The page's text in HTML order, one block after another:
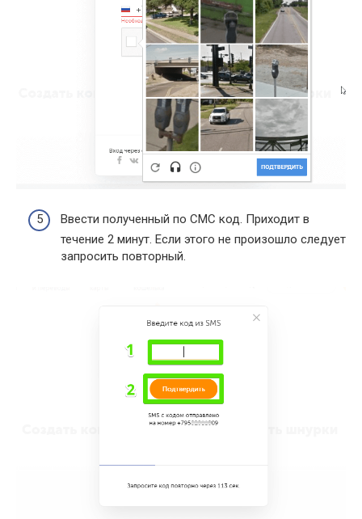
Ввести полученный по СМС код. Приходит в
течение 2 минут. Если этого не произошло следует
запросить повторный.